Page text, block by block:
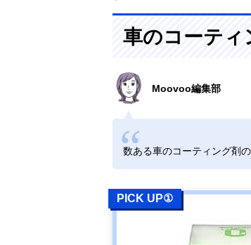
車のコーティ
Moovoo編集部
数ある車のコーティング剤
PICK UP①